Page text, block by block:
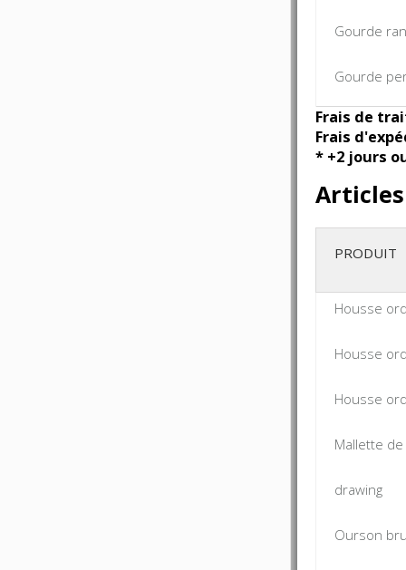
Gourde
Gourde
Frais de
Frais
* +2 jours
PRODUIT
Housse
Housse
Housse
Mallette
drawing
Ourson